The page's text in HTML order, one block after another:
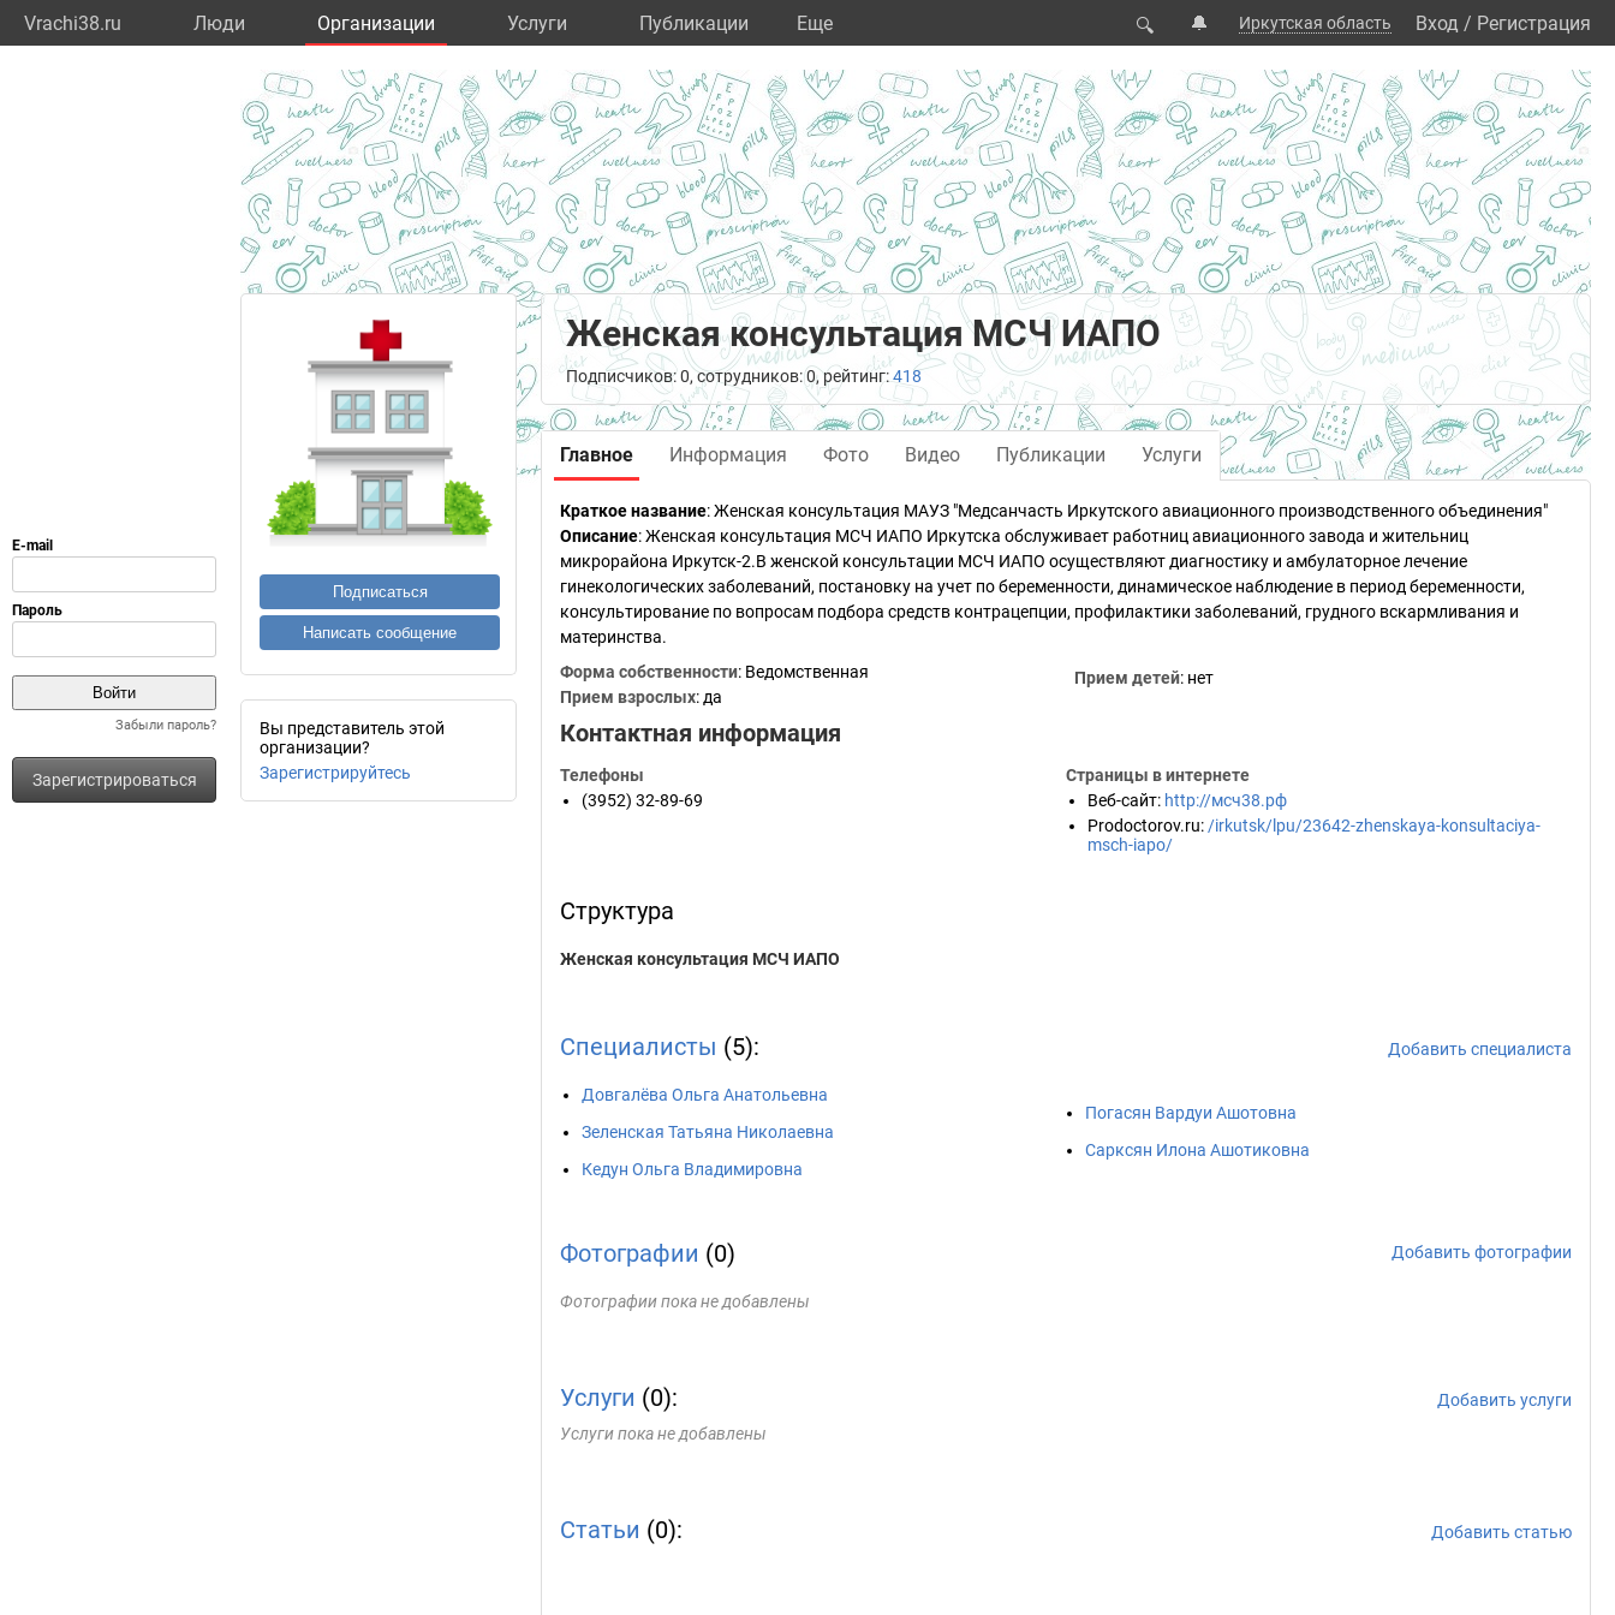
Vrachi38.ru Люди Организации Услуги Публикации Eще 🔍 🔔 Иркутская область Вход / Регистрация
Забыли пароль?
Зарегистрироваться
Подписаться
Написать сообщение
Вы представитель этой
организации?
Зарегистрируйтесь
Женская консультация МСЧ ИАПО
Подписчиков: 0, сотрудников: 0, рейтинг:418
Главное Информация Фото Видео Публикации Услуги
Краткое название:Женская консультация МАУЗ "Медсанчасть Иркутского авиационного производственного объединения"
Описание: Женская консультация МСЧ ИАПО Иркутска обслуживает работниц авиационного завода и жительниц
микрорайона Иркутск-2.В женской консультации МСЧ ИАПО осуществляют диагностику и амбулаторное лечение
гинекологических заболеваний, постановку на учет по беременности, динамическое наблюдение в период беременности,
консультирование по вопросам подбора средств контрацепции, профилактики заболеваний, грудного вскармливания и
материнства.
Форма собственности: Ведомственная
Прием взрослых: да
Прием детей: нет
Контактная информация
Телефоны
(3952) 32-89-69
Страницы в интернете
Веб-сайт: http://мсч38.рф
Prodoctorov.ru: /irkutsk/lpu/23642-zhenskaya-konsultaciya-
msch-iapo/
Структура
Женская консультация МСЧ ИАПО
Специалисты (5): Добавить специалиста
Довгалёва Ольга Анатольевна
Зеленская Татьяна Николаевна
Кедун Ольга Владимировна
Погасян Вардуи Ашотовна
Сарксян Илона Ашотиковна
Фотографии (0) Добавить фотографии
Фотографии пока не добавлены
Услуги (0):
Добавить услуги
Услуги пока не добавлены
Статьи (0): Добавить статью